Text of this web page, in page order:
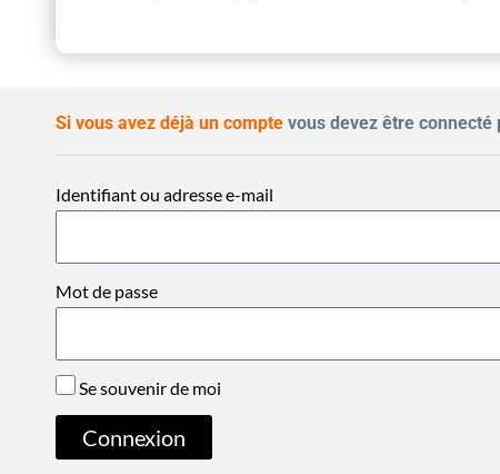
Si vous avez déjà un compte vous devez être
Identifiant ou adresse e-mail
Mot de passe
Se souvenir de moi
Connexion